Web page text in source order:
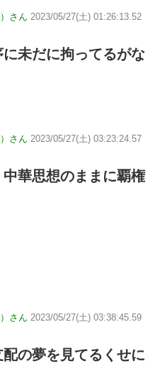
さん 2023/05/27(土) 01:26:13.52
未だに拘ってるがな
さん 2023/05/27(土) 03:23:24.57
華思想のままに覇権
さん 2023/05/27(土) 03:38:45.59
の夢を見てるくせに